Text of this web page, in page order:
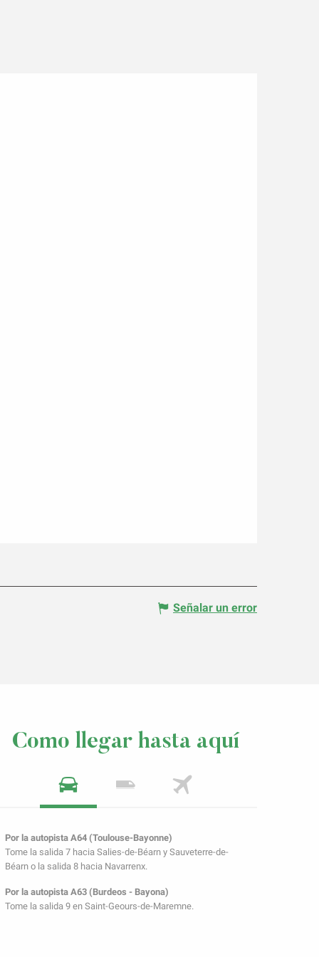
Señalar un error
Como llegar hasta aquí
Por la autopista A64 (Toulouse-Bayonne)
Tome la salida 7 hacia Salies-de-Béarn y Sauveterre-de-
Béarn o la salida 8 hacia Navarrenx.
Por la autopista A63 (Burdeos - Bayona)
Tome la salida 9 en Saint-Geours-de-Maremne.